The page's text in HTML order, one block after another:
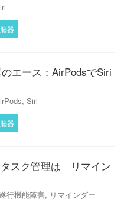
器
エース：AirPodsでSiri
, Siri
器
スク管理は「リマイン
行機能障害, リマインダー